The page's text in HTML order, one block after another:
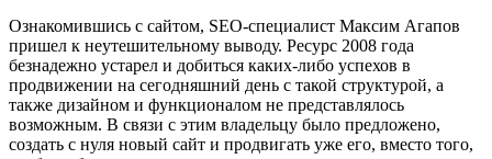
Ознакомившись с сайтом, SEO-специалист Максим Агапов
пришел к неутешительному выводу. Ресурс 2008 года
безнадежно устарел и добиться каких-либо успехов в
продвижении на сегодняшний день с такой структурой, а
также дизайном и функционалом не представлялось
возможным. В связи с этим владельцу было предложено,
создать с нуля новый сайт и продвигать уже его, вместо того,